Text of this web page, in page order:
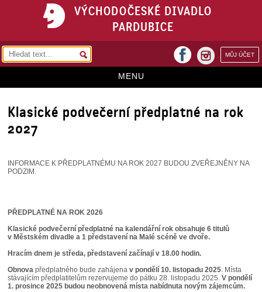
VÝCHODOČESKÉ DIVADLO
PARDUBICE
MŮJ ÚČET
facebook
MENU
PROGRAM
O DIVADLE
DÁLE NABÍZÍME
Klasické podvečerní předplatné na rok
2027
INFORMACE K PŘEDPLATNÉMU NA ROK 2027 BUDOU ZVEŘEJNĚNY NA
PODZIM.
PŘEDPLATNÉ NA ROK 2026
Klasické podvečerní předplatné na kalendářní rok obsahuje 6 titulů
v Městském divadle a 1 představení na Malé scéně ve dvoře.
Hracím dnem je středa, představení začínají v 18.00 hodin.
Obnova předplatného bude zahájenav pondělí 10. listopadu 2025. Místa
stávajícím předplatitelům rezervujeme do pátku 28. listopadu 2025.V pondělí
1. prosince 2025 budou neobnovená místa nabídnuta novým zájemcům.